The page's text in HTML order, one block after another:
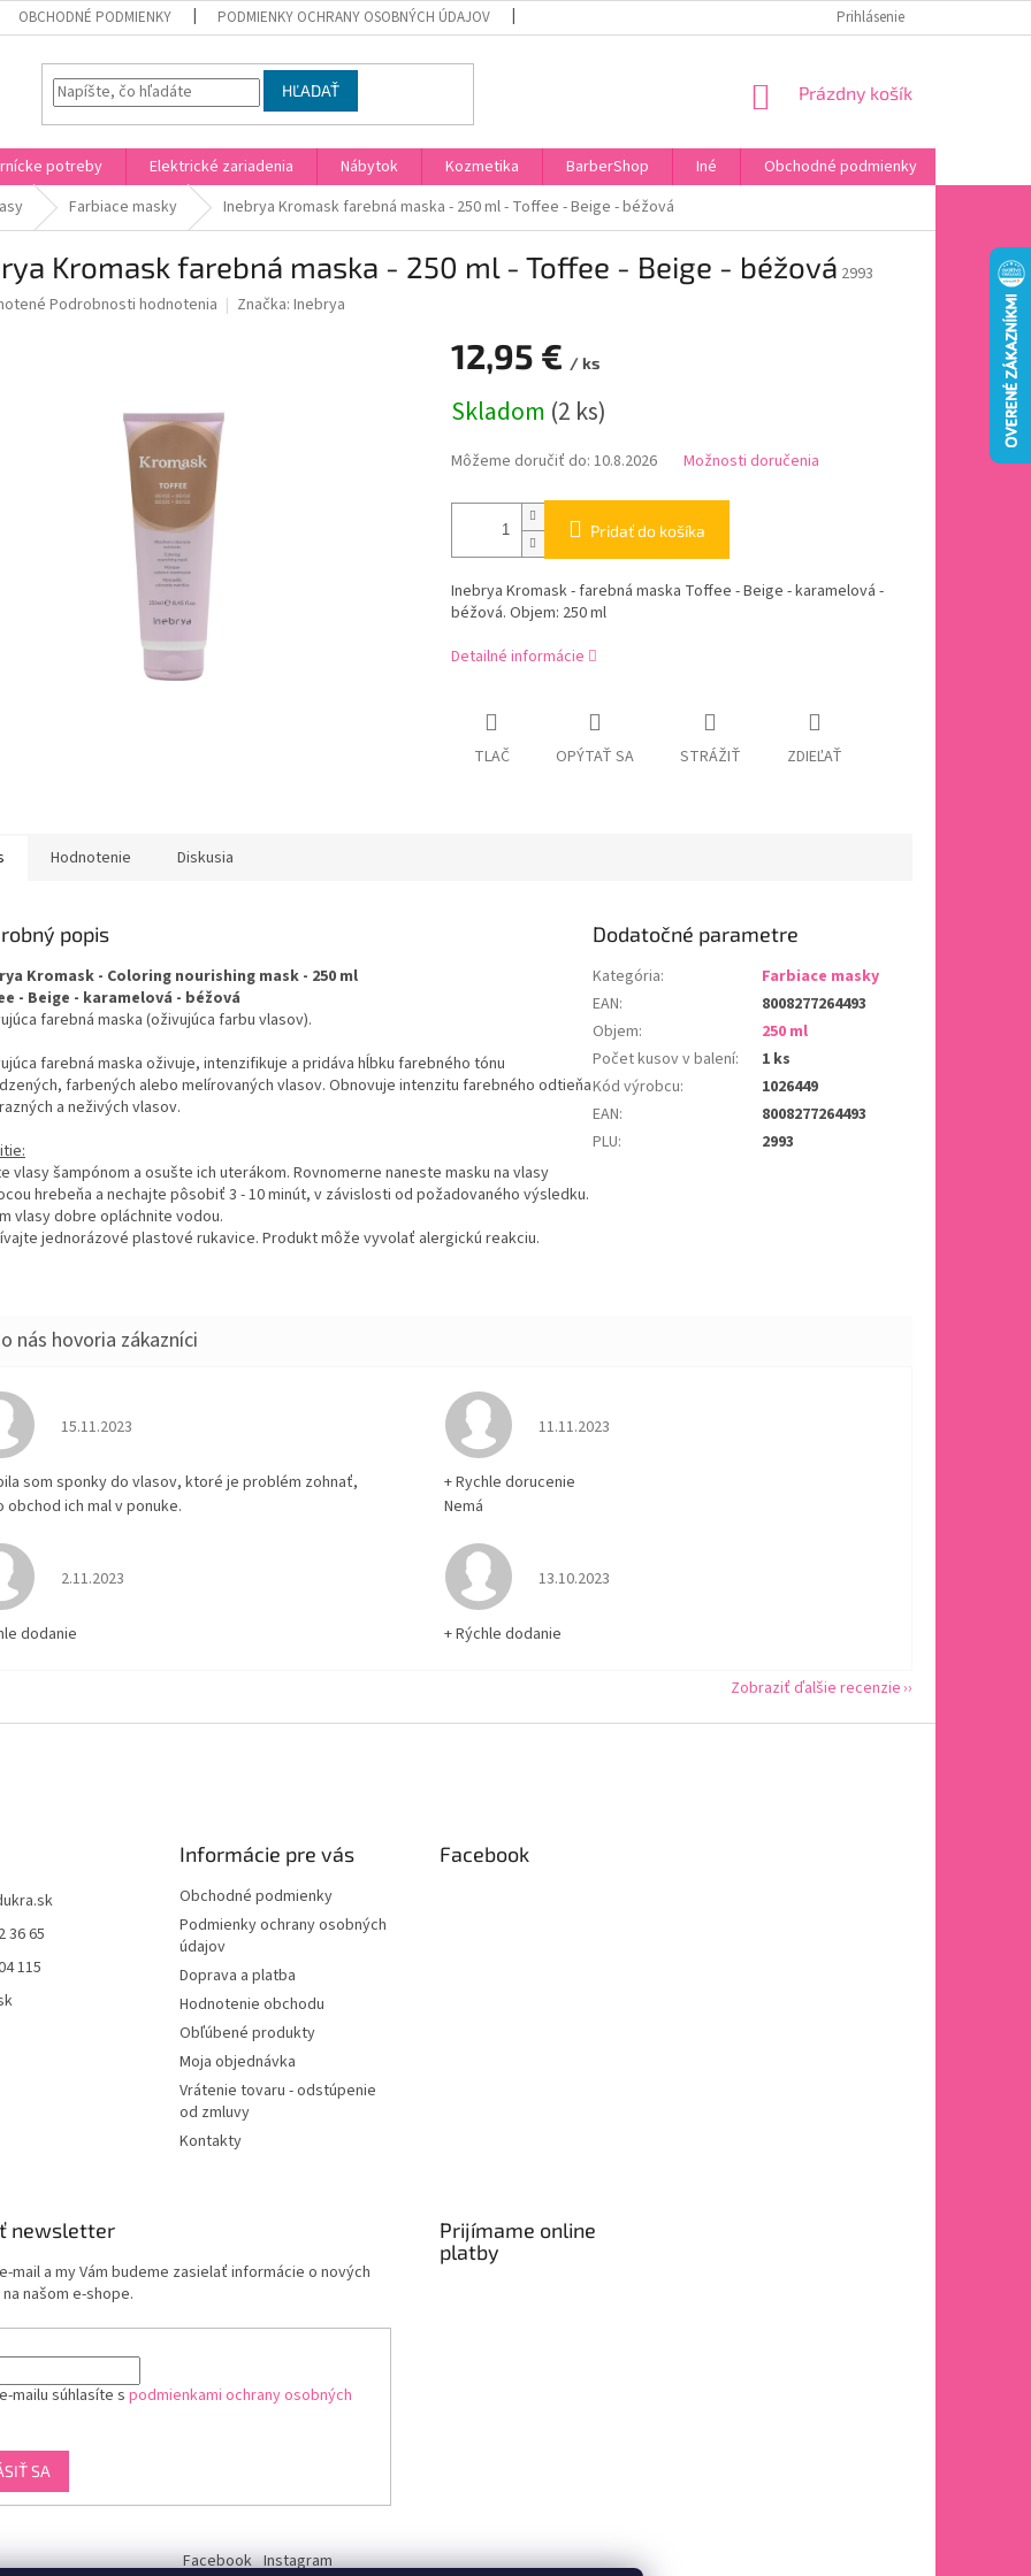
OBCHODNÉ PODMIENKY PODMIENKY OCHRANY OSOBNÝCH ÚDAJOV HODNOTENIE OBCHODUPrihlásenie
HĽADAŤ
NÁKUPNÝ
Prázdny košík
potreby Elektrické zariadenia Nábytok Kozmetika BarberShop Iné Obchodné podmienky
Farbiace masky Inebrya Kromask farebná maska - 250 ml - Toffee - Beige - béžová
Kromask farebná maska - 250 ml - Toffee - Beige - béžová 2993
Podrobnosti hodnotenia Značka: Inebrya
12,95 € / ks
cena:
Skladom (2 ks)
Môžeme doručiť do: 10.8.2026 Možnosti doručenia
Pridať do košíka
Inebrya Kromask - farebná maska Toffee - Beige - karamelová -
béžová. Objem: 250 ml
Detailné informácie
TLAČ OPÝTAŤ SA STRÁŽIŤ ZDIEĽAŤ
Hodnotenie Diskusia
popis
Kromask - Coloring nourishing mask - 250 ml
- Beige - karamelová - béžová
farebná maska (oživujúca farbu vlasov).
farebná maska oživuje, intenzifikuje a pridáva hĺbku farebného tónu
farbených alebo melírovaných vlasov. Obnovuje intenzitu farebného odtieňa
a neživých vlasov.
vlasy šampónom a osušte ich uterákom. Rovnomerne naneste masku na vlasy
hrebeňa a nechajte pôsobiť 3 - 10 minút, v závislosti od požadovaného výsledku.
vlasy dobre opláchnite vodou.
jednorázové plastové rukavice. Produkt môže vyvolať alergickú reakciu.
Dodatočné parametre
Kategória:
Farbiace masky
EAN:
8008277264493
Objem:
250 ml
Počet kusov v balení:
1 ks
Kód výrobcu:
1026449
EAN:
8008277264493
PLU: 2993
Hodnotenie obchodu je 5 z 5 hviezdičiek.
15.11.2023
som sponky do vlasov, ktoré je problém zohnať,
obchod ich mal v ponuke.
Hodnotenie obchodu je 5 z 5 hviezdičiek.
11.11.2023
+ Rychle dorucenie
Nemá
Hodnotenie obchodu je 5 z 5 hviezdičiek.
2.11.2023
dodanie
Hodnotenie obchodu je 5 z 5 hviezdičiek.
13.10.2023
+ Rýchle dodanie
Zobraziť ďalšie recenzie
36 65
115
Informácie pre vás
Obchodné podmienky
Podmienky ochrany osobných
údajov
Doprava a platba
Hodnotenie obchodu
Obľúbené produkty
Moja objednávka
Vrátenie tovaru - odstúpenie
od zmluvy
Kontakty
Facebook
newsletter
mail a my Vám budeme zasielať informácie o nových
našom e-shope.
mailu súhlasíte s podmienkami ochrany osobných
SA
Prijímame online
platby
Facebook Instagram